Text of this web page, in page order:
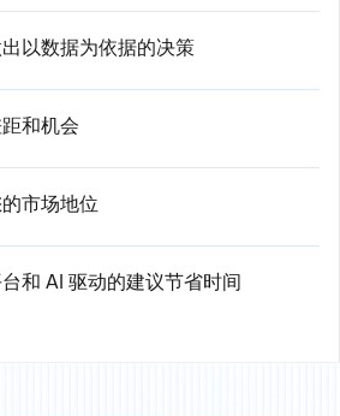
以数据为依据的决策
和机会
市场地位
和 AI 驱动的建议节省时间